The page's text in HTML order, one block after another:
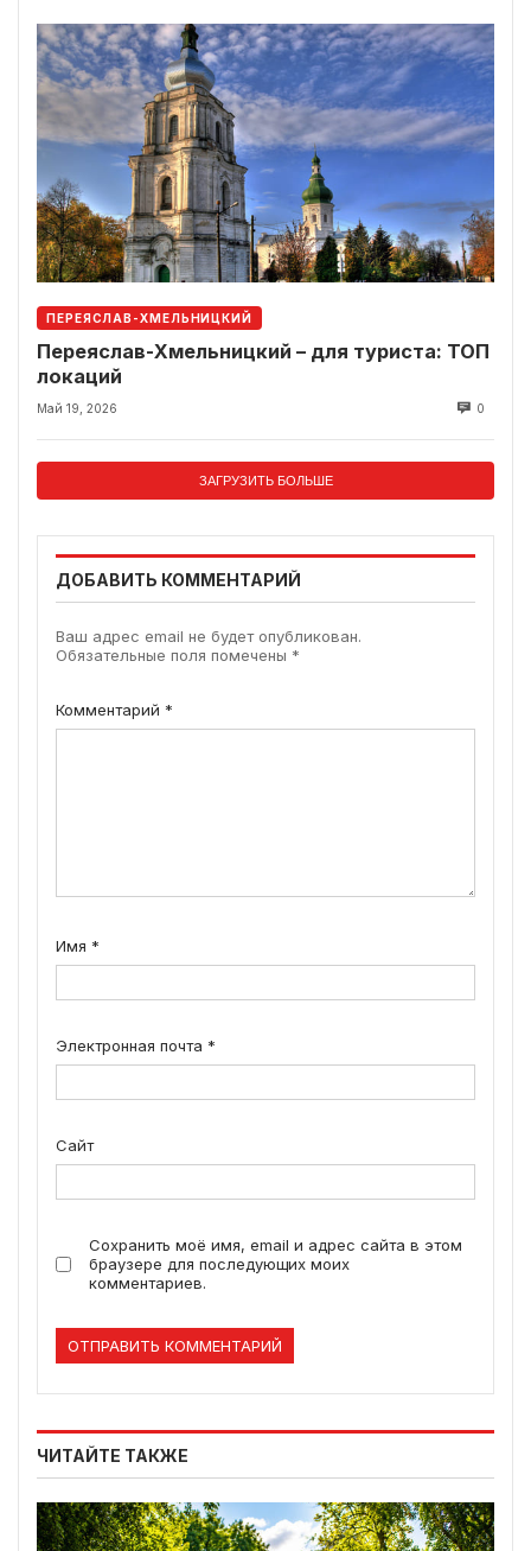
ПЕРЕЯСЛАВ-ХМЕЛЬНИЦКИЙ
Переяслав-Хмельницкий – для туриста: ТОП
локаций
Май 19, 2026 0
ЗАГРУЗИТЬ БОЛЬШЕ
ДОБАВИТЬ КОММЕНТАРИЙ
Ваш адрес email не будет опубликован.
Обязательные поля помечены *
Комментарий *
Имя *
Электронная почта *
Сайт
Сохранить моё имя, email и адрес сайта в этом
браузере для последующих моих
комментариев.
ЧИТАЙТЕ ТАКЖЕ